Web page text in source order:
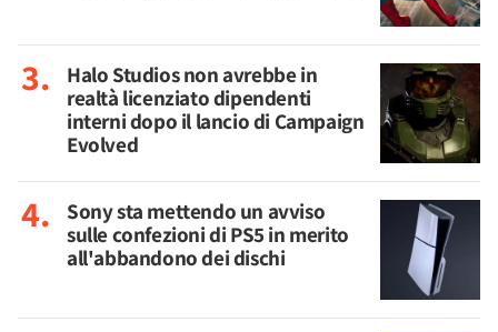
Halo Studios non avrebbe in
realtà licenziato dipendenti
interni dopo il lancio di Campaign
Evolved
Sony sta mettendo un avviso
sulle confezioni di PS5 in merito
all'abbandono dei dischi